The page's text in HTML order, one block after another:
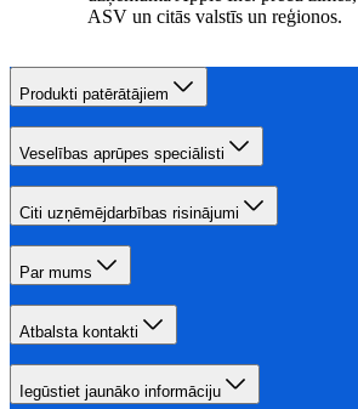
ASV un citās valstīs un reģionos.
Produkti patērātājiem
Veselības aprūpes speciālisti
Citi uzņēmējdarbības risinājumi
Par mums
Atbalsta kontakti
Iegūstiet jaunāko informāciju